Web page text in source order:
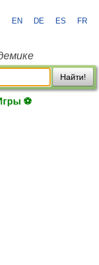
EN DE ES FR
Найти!
⚽